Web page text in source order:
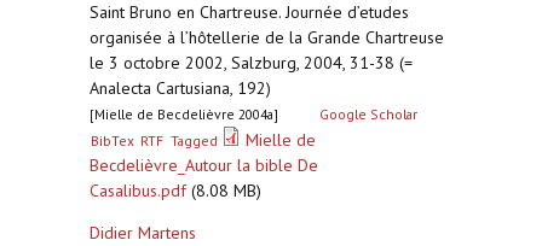
Saint Bruno en Chartreuse. Journée d’etudes
organisée à l’hôtellerie de la Grande Chartreuse
le 3 octobre 2002, Salzburg, 2004, 31-38 (=
Analecta Cartusiana, 192)
[Mielle de Becdelièvre 2004a]
Google Scholar
BibTex RTF Tagged
Mielle de
Becdelièvre_Autour la bible De
Casalibus.pdf(8.08 MB)
Didier Martens